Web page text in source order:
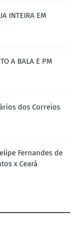
INTEIRA EM
A BALA E PM
dos Correios
Fernandes de
x Ceará